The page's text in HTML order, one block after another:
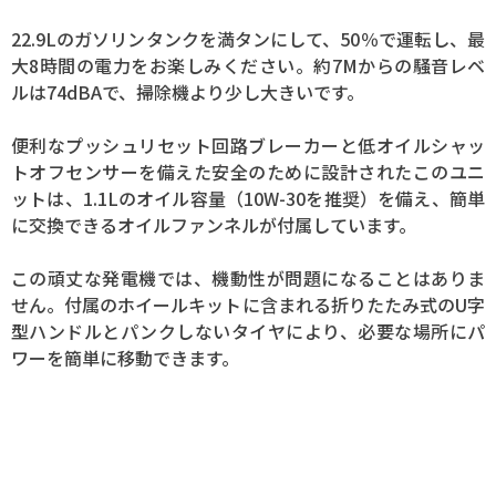
22.9Lのガソリンタンクを満タンにして、50％で運転し、最
大8時間の電力をお楽しみください。約7Mからの騒音レベ
ルは74dBAで、掃除機より少し大きいです。
便利なプッシュリセット回路ブレーカーと低オイルシャッ
トオフセンサーを備えた安全のために設計されたこのユニ
ットは、1.1Lのオイル容量（10W-30を推奨）を備え、簡単
に交換できるオイルファンネルが付属しています。
この頑丈な発電機では、機動性が問題になることはありま
せん。付属のホイールキットに含まれる折りたたみ式のU字
型ハンドルとパンクしないタイヤにより、必要な場所にパ
ワーを簡単に移動できます。